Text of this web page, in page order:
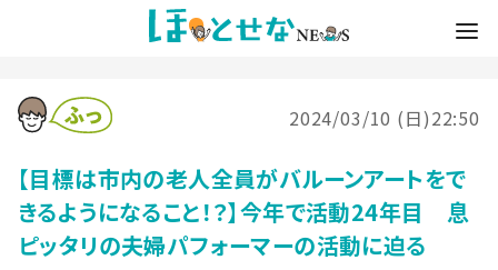
2024/03/10 (日)22:50
【目標は市内の老人全員がバルーンアートをで
きるようになること！？】今年で活動24年目 息
ピッタリの夫婦パフォーマーの活動に迫る